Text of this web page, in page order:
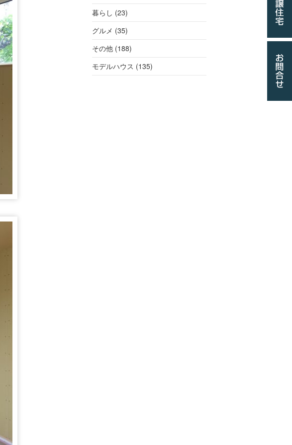
暮らし (23)
グルメ (35)
その他 (188)
モデルハウス (135)